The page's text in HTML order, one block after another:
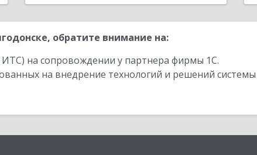
обратите внимание на:
на сопровождении у партнера фирмы 1С.
на внедрение технологий и решений